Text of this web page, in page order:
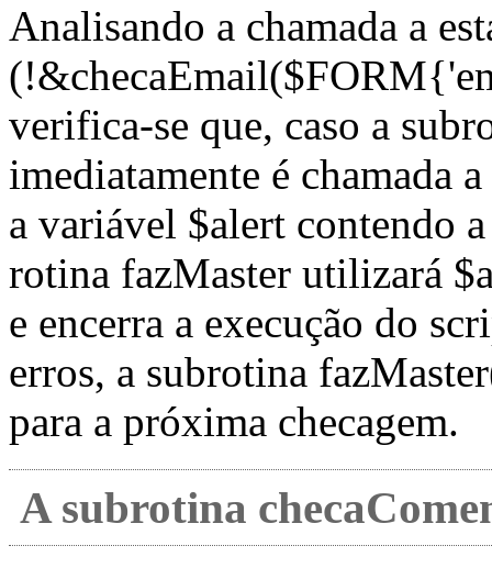
Analisando a chamada a
verifica-se que, caso a
imediatamente é chamada
a variável $alert contendo
rotina fazMaster utilizará
e encerra a execução do
erros, a subrotina
para a próxima checagem.
A subrotina